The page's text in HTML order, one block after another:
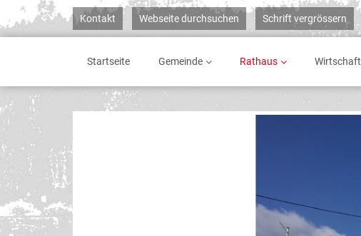
Kontakt Webseite durchsuchen Schrift vergrössern
Startseite Gemeinde Rathaus Wirtschaft